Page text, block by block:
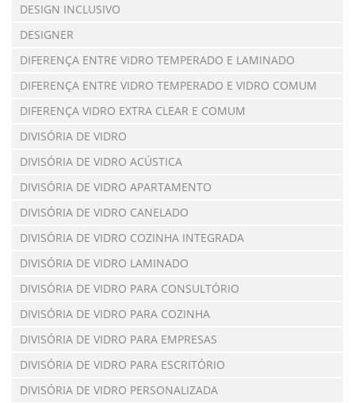
DESIGN INCLUSIVO
DESIGNER
DIFERENÇA ENTRE VIDRO TEMPERADO E LAMINADO
DIFERENÇA ENTRE VIDRO TEMPERADO E VIDRO COMUM
DIFERENÇA VIDRO EXTRA CLEAR E COMUM
DIVISÓRIA DE VIDRO
DIVISÓRIA DE VIDRO ACÚSTICA
DIVISÓRIA DE VIDRO APARTAMENTO
DIVISÓRIA DE VIDRO CANELADO
DIVISÓRIA DE VIDRO COZINHA INTEGRADA
DIVISÓRIA DE VIDRO LAMINADO
DIVISÓRIA DE VIDRO PARA CONSULTÓRIO
DIVISÓRIA DE VIDRO PARA COZINHA
DIVISÓRIA DE VIDRO PARA EMPRESAS
DIVISÓRIA DE VIDRO PARA ESCRITÓRIO
DIVISÓRIA DE VIDRO PERSONALIZADA